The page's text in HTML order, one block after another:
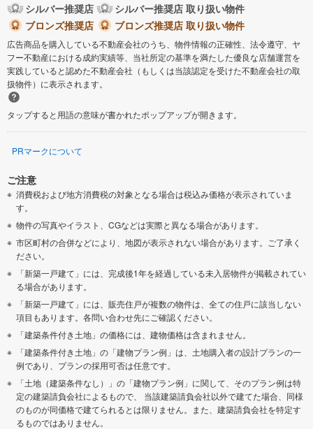
シルバー推奨店
シルバー推奨店 取り扱い物件
ブロンズ推奨店
ブロンズ推奨店 取り扱い物件
広告商品を購入している不動産会社のうち、物件情報の正確性、法令遵守、ヤ
フー不動産における成約実績等、当社所定の基準を満たした優良な店舗運営を
実践していると認めた不動産会社（もしくは当該認定を受けた不動産会社の取
扱物件）に表示されます。
タップすると用語の意味が書かれたポップアップが開きます。
PRマークについて
ご注意
消費税および地方消費税の対象となる場合は税込み価格が表示されていま
す。
物件の写真やイラスト、CGなどは実際と異なる場合があります。
市区町村の合併などにより、地図が表示されない場合があります。ご了承く
ださい。
「新築一戸建て」には、完成後1年を経過している未入居物件が掲載されてい
る場合があります。
「新築一戸建て」には、販売住戸が複数の物件は、全ての住戸に該当しない
項目もあります。各問い合わせ先にご確認ください。
「建築条件付き土地」の価格には、建物価格は含まれません。
「建築条件付き土地」の「建物プラン例」は、土地購入者の設計プランの一
例であり、プランの採用可否は任意です。
「土地（建築条件なし）」の「建物プラン例」に関して、そのプラン例は特
定の建築請負会社によるもので、 当該建築請負会社以外で建てた場合、同様
のものが同価格で建てられるとは限りません。また、建築請負会社を特定す
るものではありません。